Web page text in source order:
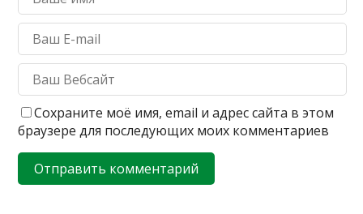
Сохраните моё имя, email и адрес сайта в этом
браузере для последующих моих комментариев